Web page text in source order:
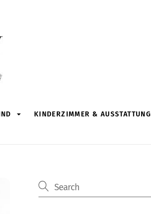
KINDERZIMMER & AUSSTATTUNG